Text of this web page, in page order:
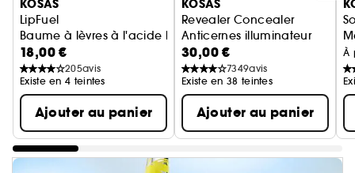
KOSAS
LipFuel
Baume à lèvres à l'acide hyaluronique
18,00 €
205avis
Existe en 4 teintes
Ajouter au panier
KOSAS
Revealer Concealer
Anticernes illuminateur
30,00 €
7349avis
Existe en 38 teintes
Ajouter au panier
À